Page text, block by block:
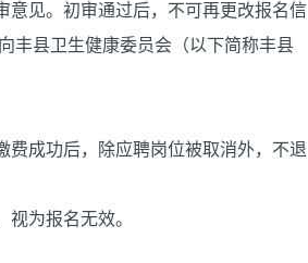
意见。初审通过后，不可再更改报名信
丰县卫生健康委员会（以下简称丰县
费成功后，除应聘岗位被取消外，不退
为报名无效。